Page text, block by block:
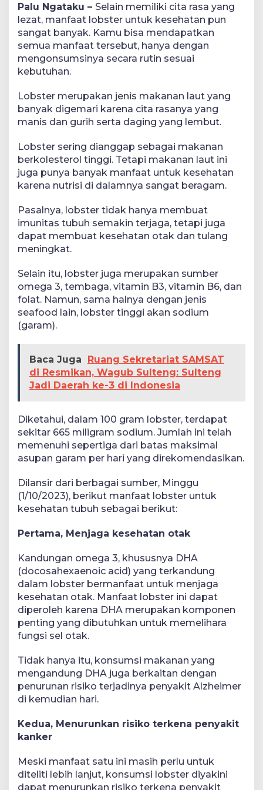
Palu Ngataku – Selain memiliki cita rasa yang
lezat, manfaat lobster untuk kesehatan pun
sangat banyak. Kamu bisa mendapatkan
semua manfaat tersebut, hanya dengan
mengonsumsinya secara rutin sesuai
kebutuhan.
Lobster merupakan jenis makanan laut yang
banyak digemari karena cita rasanya yang
manis dan gurih serta daging yang lembut.
Lobster sering dianggap sebagai makanan
berkolesterol tinggi. Tetapi makanan laut ini
juga punya banyak manfaat untuk kesehatan
karena nutrisi di dalamnya sangat beragam.
Pasalnya, lobster tidak hanya membuat
imunitas tubuh semakin terjaga, tetapi juga
dapat membuat kesehatan otak dan tulang
meningkat.
Selain itu, lobster juga merupakan sumber
omega 3, tembaga, vitamin B3, vitamin B6, dan
folat. Namun, sama halnya dengan jenis
seafood lain, lobster tinggi akan sodium
(garam).
Baca Juga
Ruang Sekretariat SAMSAT
di Resmikan, Wagub Sulteng: Sulteng
Jadi Daerah ke-3 di Indonesia
Diketahui, dalam 100 gram lobster, terdapat
sekitar 665 miligram sodium. Jumlah ini telah
memenuhi sepertiga dari batas maksimal
asupan garam per hari yang direkomendasikan.
Dilansir dari berbagai sumber, Minggu
(1/10/2023), berikut manfaat lobster untuk
kesehatan tubuh sebagai berikut:
Pertama, Menjaga kesehatan otak
Kandungan omega 3, khususnya DHA
(docosahexaenoic acid) yang terkandung
dalam lobster bermanfaat untuk menjaga
kesehatan otak. Manfaat lobster ini dapat
diperoleh karena DHA merupakan komponen
penting yang dibutuhkan untuk memelihara
fungsi sel otak.
Tidak hanya itu, konsumsi makanan yang
mengandung DHA juga berkaitan dengan
penurunan risiko terjadinya penyakit Alzheimer
di kemudian hari.
Kedua, Menurunkan risiko terkena penyakit
kanker
Meski manfaat satu ini masih perlu untuk
diteliti lebih lanjut, konsumsi lobster diyakini
dapat menurunkan risiko terkena penyakit